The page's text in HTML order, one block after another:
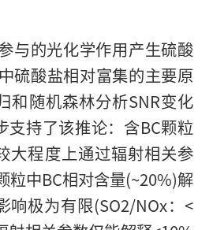
与的光化学作用产生硫酸
硫酸盐相对富集的主要原
和随机森林分析SNR变化
支持了该推论：含BC颗粒
大程度上通过辐射相关参
粒中BC相对含量(~20%)解
响极为有限(SO2/NOx：<